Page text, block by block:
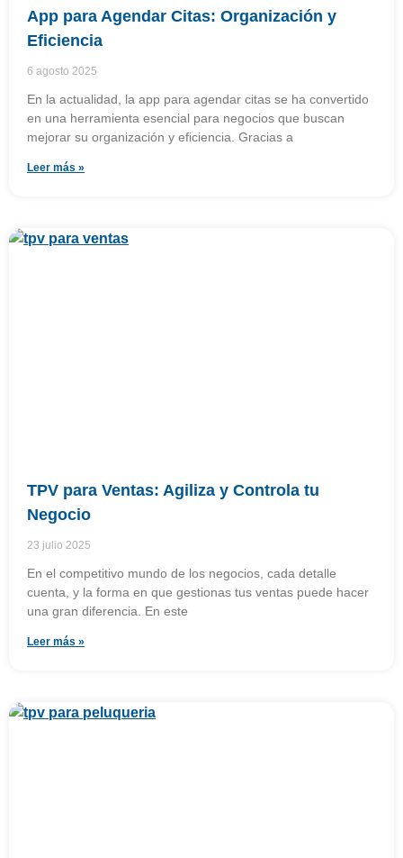
App para Agendar Citas: Organización y
Eficiencia
6 agosto 2025
En la actualidad, la app para agendar citas se ha convertido
en una herramienta esencial para negocios que buscan
mejorar su organización y eficiencia. Gracias a
Leer más »
TPV para Ventas: Agiliza y Controla tu
Negocio
23 julio 2025
En el competitivo mundo de los negocios, cada detalle
cuenta, y la forma en que gestionas tus ventas puede hacer
una gran diferencia. En este
Leer más »